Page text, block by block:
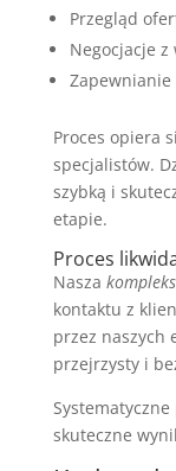
Przegląd
Negocjacje
Zapewnianie
Proces opiera
specjalistów.
szybką i
etapie.
Proces
Nasza
kontaktu z
przez naszych
przejrzysty i
skuteczne